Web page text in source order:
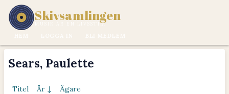
Skivsamlingen
MUSIK ÄR EN LIVSSTIL.
Sears, Paulette
Titel År ↓ Ägare